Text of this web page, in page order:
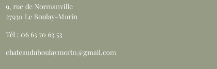
9, rue de Normanville
27930 Le Boulay-Morin
Tél : 06 63 70 63 53
chateauduboulaymorin@gmail.com